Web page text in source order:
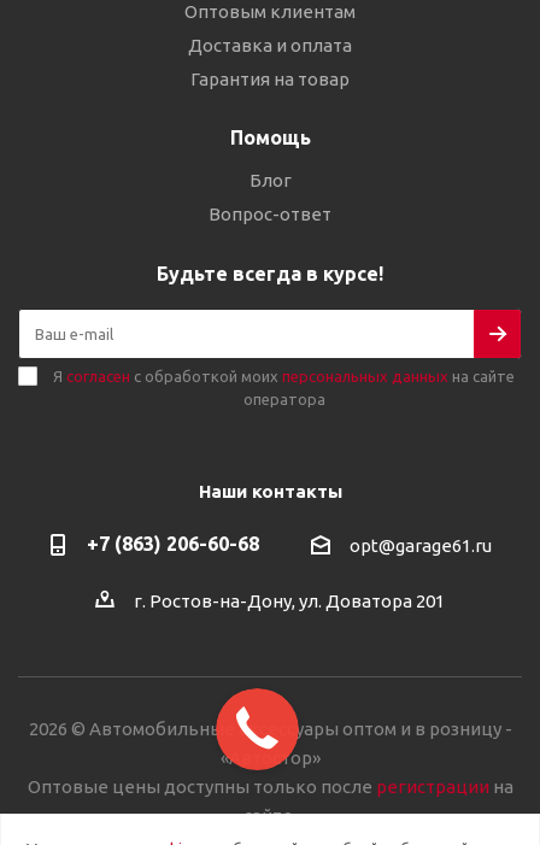
Оптовым клиентам
Доставка и оплата
Гарантия на товар
Помощь
Блог
Вопрос-ответ
Будьте всегда в курсе!
Я согласен с обработкой моих персональных данных на сайте
оператора
Наши контакты
+7 (863) 206-60-68 opt@garage61.ru
г. Ростов-на-Дону, ул. Доватора 201
2026 © Автомобильные аксессуары оптом и в розницу -
«Автостор»
Оптовые цены доступны только после регистрации на
сайте.